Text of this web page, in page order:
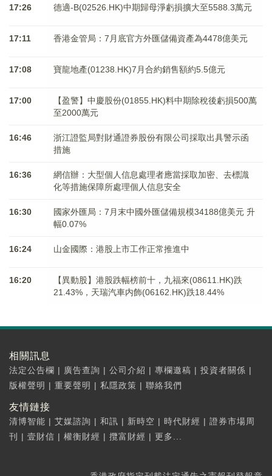
17:26 德適-B(02526.HK)中期歸母淨虧損擴大至5588.3萬元
17:11 香港金管局：7月底官方外匯儲備資產為4478億美元
17:08 寶龍地產(01238.HK)7月合約銷售額約5.5億元
17:00
【盈警】中慶股份(01855.HK)料中期除稅後虧損500萬
至2000萬元
16:46
浙江證監局對財通證券股份有限公司採取出具警示函
措施
16:36
網信辦：大型個人信息處理者應當採取加密、去標識
化等措施保障所處理個人信息安全
16:30
國家外匯局：7月末中國外匯儲備規模34188億美元 升
幅0.07%
16:24 山金國際：港股上市工作正常推進中
16:20
【異動股】港股跌幅榜前十，九福來(08611.HK)跌
21.43%，天瑞汽車内飾(06162.HK)跌18.44%
相關訊息
法定公告欄 | 廣告查詢 | 公司介紹 | 專欄邀稿 | 投資者關係 |
版權聲明 | 重要聲明 | 私隱政策 | 聯絡我們
友情鏈接
清博智能 | 艾媒諮詢 | 和訊 | 新時空 | 時代財經 | 證券市場周
刊
| 壹財信 | 權衡財經 | 攬富財經 | 更多...